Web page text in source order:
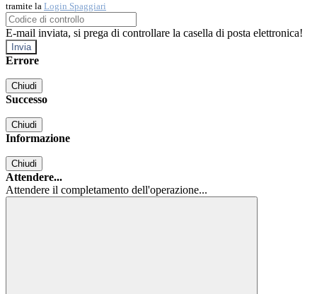
tramite la Login Spaggiari
E-mail inviata, si prega di controllare la casella di posta elettronica!
Errore
Chiudi
Successo
Chiudi
Informazione
Chiudi
Attendere...
Attendere il completamento dell'operazione...